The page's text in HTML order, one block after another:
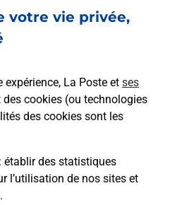
votre vie privée,
expérience, La Poste et ses
cookies (ou technologies
des cookies sont les
: établir des statistiques
l’utilisation de nos sites et